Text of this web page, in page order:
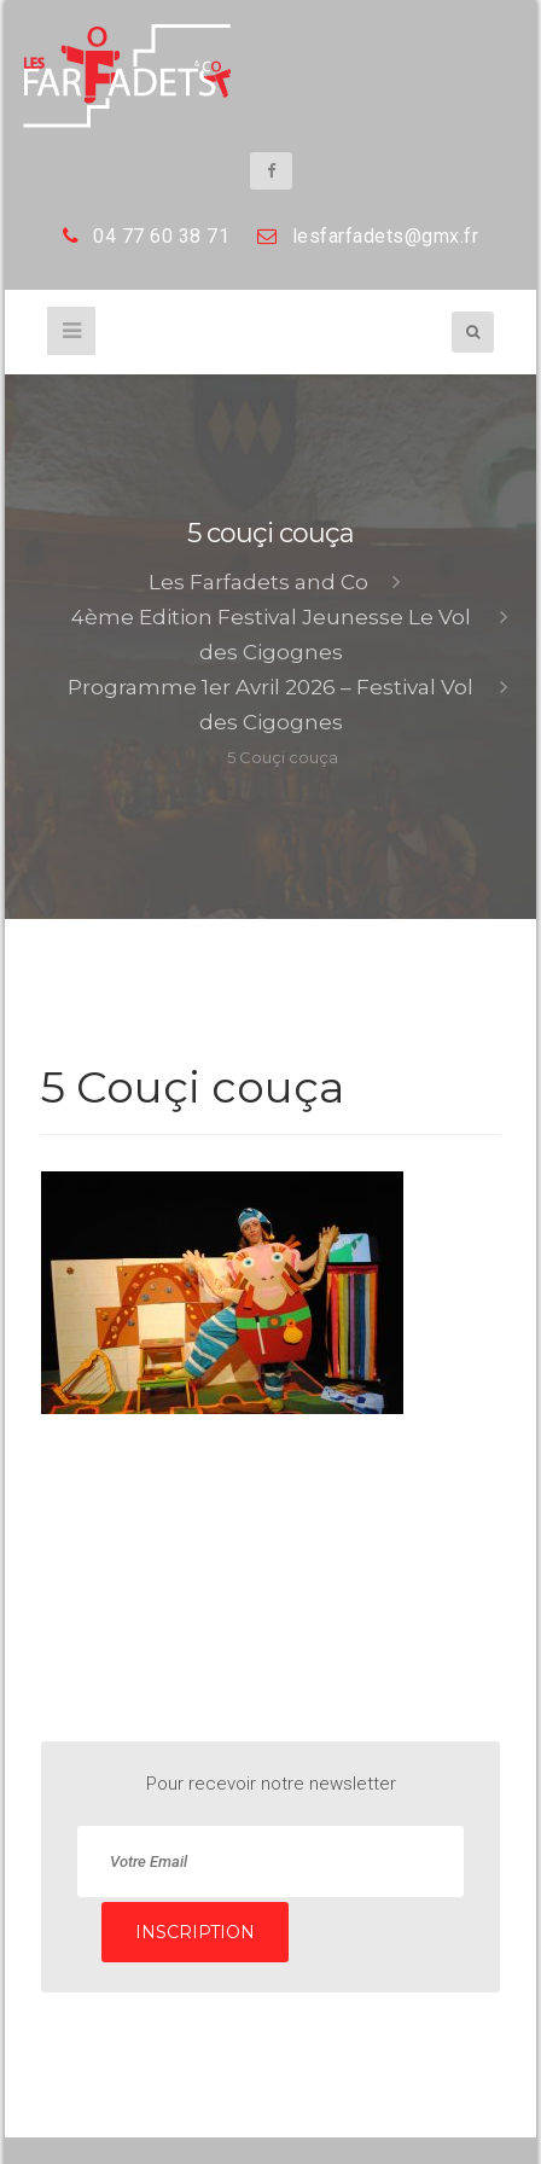
04 77 60 38 71 lesfarfadets@gmx.fr
5 couçi couça
Les Farfadets and Co
4ème Edition Festival Jeunesse Le Vol
des Cigognes
Programme 1er Avril 2026 – Festival Vol
des Cigognes
5 Couçi couça
5 Couçi couça
Pour recevoir notre newsletter
INSCRIPTION